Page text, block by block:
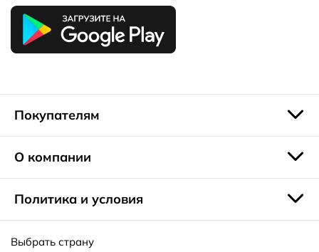
Покупателям
О компании
Политика и условия
Выбрать страну